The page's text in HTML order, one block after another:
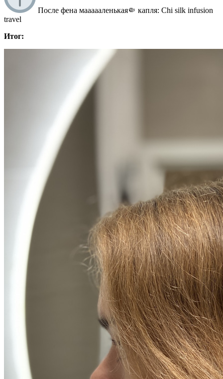
После фена маааааленькая🤏 капля: Chi silk infusion
travel
Итог: